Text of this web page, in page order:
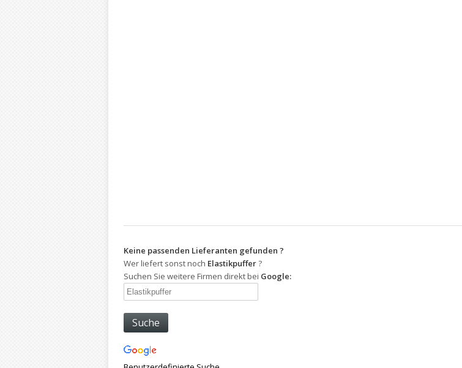
Keine passenden Lieferanten gefunden ?
Wer liefert sonst noch Elastikpuffer?
Suchen Sie weitere Firmen direkt bei Google: